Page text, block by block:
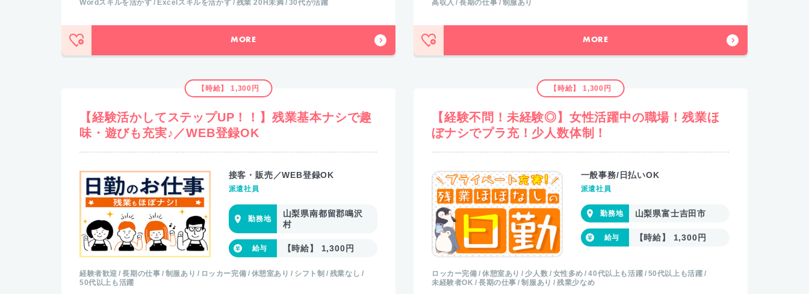
Wordスキルを活かす
Excelスキルを活かす 残業 20H未満 30代が活躍
MORE
高収入
長期の仕事 制服あり
MORE
【時給】 1,300円
【経験活かしてステップUP！！】残業基本ナシで趣
味・遊びも充実♪／WEB登録OK
接客・販売／WEB登録OK
派遣社員
山梨県南都留郡鳴沢
村
【時給】 1,300円
経験者歓迎 長期の仕事 制服あり ロッカー完備 休憩室あり シフト制
残業なし
50代以上も活躍
【時給】 1,300円
【経験不問！未経験◎】女性活躍中の職場！残業ほ
ぼナシでプラ充！少人数体制！
一般事務/日払いOK
派遣社員
山梨県富士吉田市
【時給】 1,300円
ロッカー完備 休憩室あり 少人数 女性多め 40代以上も活躍
50代以上も活躍
未経験者OK
長期の仕事 制服あり 残業少なめ